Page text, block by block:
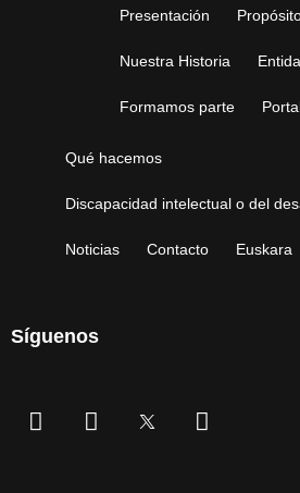
Presentación
Nuestra Historia
Formamos parte
Qué hacemos
Discapacidad intelectual o del
Noticias Contacto Euskara
Síguenos